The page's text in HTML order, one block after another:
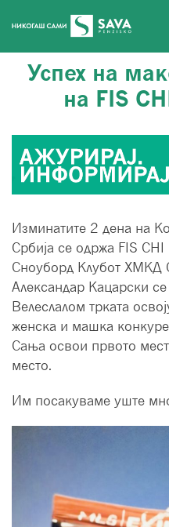
Успех на
на FIS
Изминатите 2 дена на
Србија се одржа FIS
Сноуборд Клубот ХМКД
Александар Кацарски
Велеслалом трката
женска и машка
Сања освои првото
место.
Им посакуваме уште